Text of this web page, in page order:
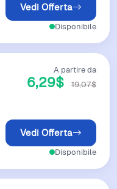
Vedi Offerta
Disponibile
A partire da
6,29$ 19,07$
Vedi Offerta
Disponibile